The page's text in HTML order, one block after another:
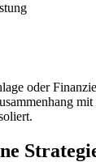
oder
mit